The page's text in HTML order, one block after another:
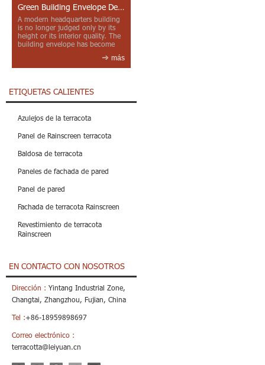
Green Building Envelope Design: Clay Sunscreen Fins for Modern Headquarters Architecture
A modern headquarters building
is no longer judged only by its
height or its interior quality. The
building envelope has become
más
ETIQUETAS CALIENTES
Azulejos de la terracota
Panel de Rainscreen terracota
Baldosa de terracota
Paneles de fachada de pared
Panel de pared
Fachada de terracota Rainscreen
Revestimiento de terracota
Rainscreen
EN CONTACTO CON NOSOTROS
Dirección : Yintang Industrial Zone,
Changtai, Zhangzhou, Fujian, China
Tel :+86-18959898697
Correo electrónico :
terracotta@leiyuan.cn